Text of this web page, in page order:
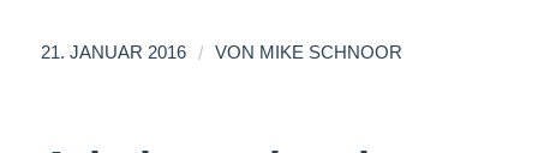
21. JANUAR 2016 / VON MIKE SCHNOOR